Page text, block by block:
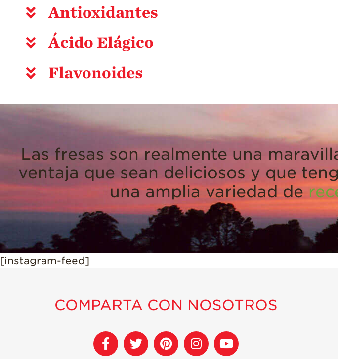
Antioxidantes
Ácido Elágico
Flavonoides
Las fresas son realmente una
ventaja que sean deliciosos y que
una amplia variedad de
[instagram-feed]
COMPARTA CON NOSOTROS